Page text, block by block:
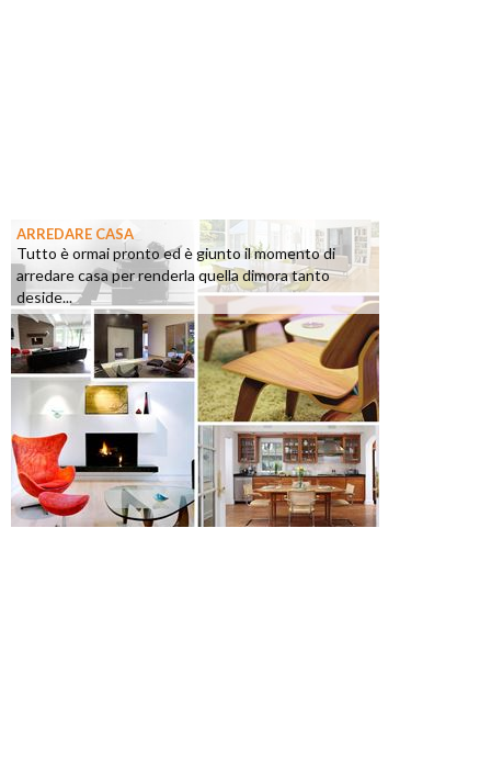
ARREDARE CASA
Tutto è ormai pronto ed è giunto il momento di
arredare casa per renderla quella dimora tanto
deside...